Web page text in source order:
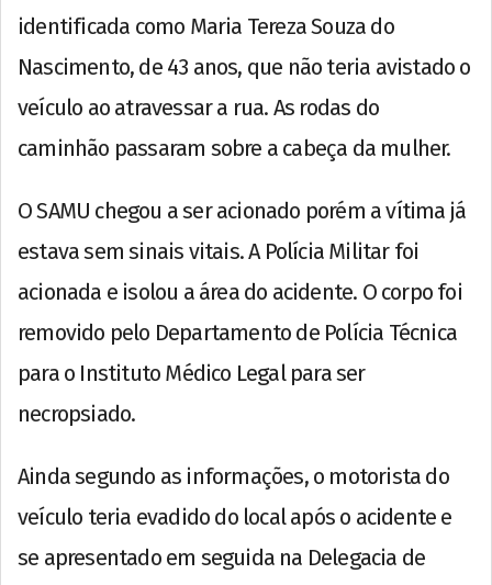
identificada como Maria Tereza Souza do
Nascimento, de 43 anos, que não teria avistado o
veículo ao atravessar a rua. As rodas do
caminhão passaram sobre a cabeça da mulher.
O SAMU chegou a ser acionado porém a vítima já
estava sem sinais vitais. A Polícia Militar foi
acionada e isolou a área do acidente. O corpo foi
removido pelo Departamento de Polícia Técnica
para o Instituto Médico Legal para ser
necropsiado.
Ainda segundo as informações, o motorista do
veículo teria evadido do local após o acidente e
se apresentado em seguida na Delegacia de